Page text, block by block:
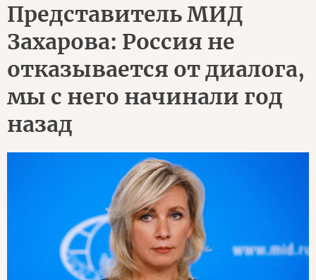
Представитель МИД
Захарова: Россия не
отказывается от диалога,
мы с него начинали год
назад